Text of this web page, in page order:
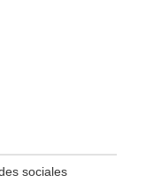
sociales